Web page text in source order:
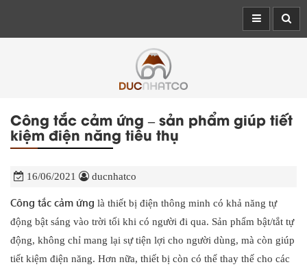
Công tắc cảm ứng – sản phẩm giúp tiết
kiệm điện năng tiêu thụ
16/06/2021 ducnhatco
Công tắc cảm ứng là thiết bị điện thông minh có khả năng tự
động bật sáng vào trời tối khi có người đi qua. Sản phẩm bật/tắt tự
động, không chỉ mang lại sự tiện lợi cho người dùng, mà còn giúp
tiết kiệm điện năng. Hơn nữa, thiết bị còn có thể thay thế cho các